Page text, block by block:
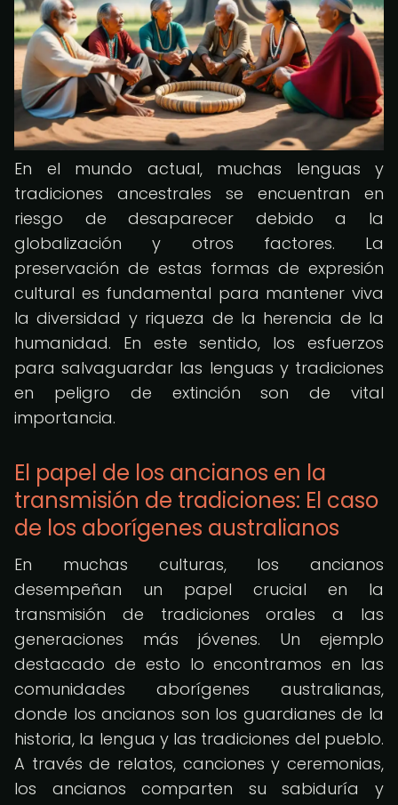
En el mundo actual, muchas lenguas y
tradiciones ancestrales se encuentran en
riesgo de desaparecer debido a la
globalización y otros factores. La
preservación de estas formas de expresión
cultural es fundamental para mantener viva
la diversidad y riqueza de la herencia de la
humanidad. En este sentido, los esfuerzos
para salvaguardar las lenguas y tradiciones
en peligro de extinción son de vital
importancia.
El papel de los ancianos en la
transmisión de tradiciones: El caso
de los aborígenes australianos
En muchas culturas, los ancianos
desempeñan un papel crucial en la
transmisión de tradiciones orales a las
generaciones más jóvenes. Un ejemplo
destacado de esto lo encontramos en las
comunidades aborígenes australianas,
donde los ancianos son los guardianes de la
historia, la lengua y las tradiciones del pueblo.
A través de relatos, canciones y ceremonias,
los ancianos comparten su sabiduría y